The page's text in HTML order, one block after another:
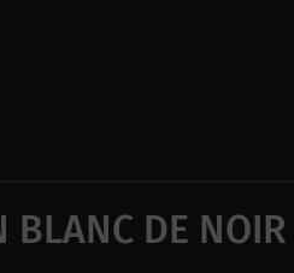
BLANC DE NOIR